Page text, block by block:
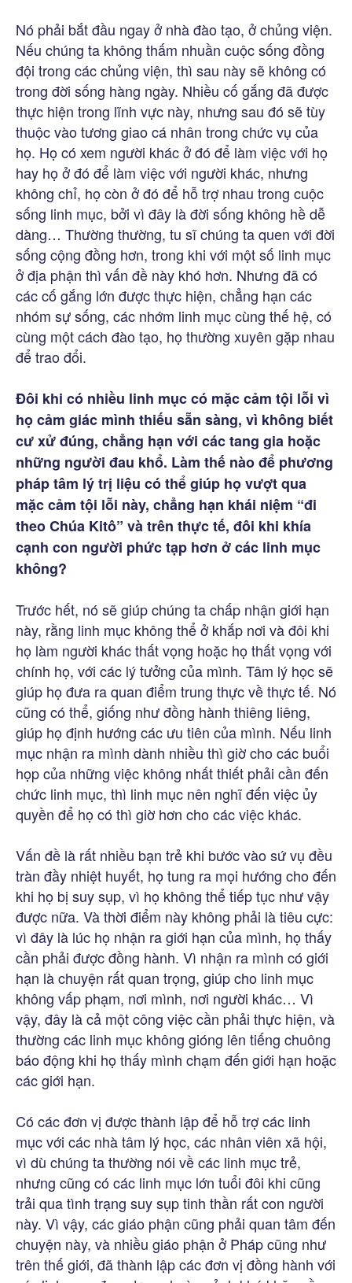
Nó phải bắt đầu ngay ở nhà đào tạo, ở chủng viện.
Nếu chúng ta không thấm nhuần cuộc sống đồng
đội trong các chủng viện, thì sau này sẽ không có
trong đời sống hàng ngày. Nhiều cố gắng đã được
thực hiện trong lĩnh vực này, nhưng sau đó sẽ tùy
thuộc vào tương giao cá nhân trong chức vụ của
họ. Họ có xem người khác ở đó để làm việc với họ
hay họ ở đó để làm việc với người khác, nhưng
không chỉ, họ còn ở đó để hỗ trợ nhau trong cuộc
sống linh mục, bởi vì đây là đời sống không hề dễ
dàng… Thường thường, tu sĩ chúng ta quen với đời
sống cộng đồng hơn, trong khi với một số linh mục
ở địa phận thì vấn đề này khó hơn. Nhưng đã có
các cố gắng lớn được thực hiện, chẳng hạn các
nhóm sự sống, các nhớm linh mục cùng thế hệ, có
cùng một cách đào tạo, họ thường xuyên gặp nhau
để trao đổi.
Đôi khi có nhiều linh mục có mặc cảm tội lỗi vì
họ cảm giác mình thiếu sẵn sàng, vì không biết
cư xử đúng, chẳng hạn với các tang gia hoặc
những người đau khổ. Làm thế nào để phương
pháp tâm lý trị liệu có thể giúp họ vượt qua
mặc cảm tội lỗi này, chẳng hạn khái niệm “đi
theo Chúa Kitô” và trên thực tế, đôi khi khía
cạnh con người phức tạp hơn ở các linh mục
không?
Trước hết, nó sẽ giúp chúng ta chấp nhận giới hạn
này, rằng linh mục không thể ở khắp nơi và đôi khi
họ làm người khác thất vọng hoặc họ thất vọng với
chính họ, với các lý tưởng của mình. Tâm lý học sẽ
giúp họ đưa ra quan điểm trung thực về thực tế. Nó
cũng có thể, giống như đồng hành thiêng liêng,
giúp họ định hướng các ưu tiên của mình. Nếu linh
mục nhận ra mình dành nhiều thì giờ cho các buổi
họp của những việc không nhất thiết phải cần đến
chức linh mục, thì linh mục nên nghĩ đến việc ủy
quyền để họ có thì giờ hơn cho các việc khác.
Vấn đề là rất nhiều bạn trẻ khi bước vào sứ vụ đều
tràn đầy nhiệt huyết, họ tung ra mọi hướng cho đến
khi họ bị suy sụp, vì họ không thể tiếp tục như vậy
được nữa. Và thời điểm này không phải là tiêu cực:
vì đây là lúc họ nhận ra giới hạn của mình, họ thấy
cần phải được đồng hành. Vì nhận ra mình có giới
hạn là chuyện rất quan trọng, giúp cho linh mục
không vấp phạm, nơi mình, nơi người khác… Vì
vậy, đây là cả một công việc cần phải thực hiện, và
thường các linh mục không gióng lên tiếng chuông
báo động khi họ thấy mình chạm đến giới hạn hoặc
các giới hạn.
Có các đơn vị được thành lập để hỗ trợ các linh
mục với các nhà tâm lý học, các nhân viên xã hội,
vì dù chúng ta thường nói về các linh mục trẻ,
nhưng cũng có các linh mục lớn tuổi đôi khi cũng
trải qua tình trạng suy sụp tinh thần rất con người
này. Vì vậy, các giáo phận cũng phải quan tâm đến
chuyện này, và nhiều giáo phận ở Pháp cũng như
trên thế giới, đã thành lập các đơn vị đồng hành với